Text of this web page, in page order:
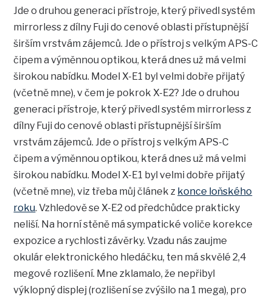
Jde o druhou generaci přístroje, který přivedl systém
mirrorless z dílny Fuji do cenové oblasti přístupnější
širším vrstvám zájemců. Jde o přístroj s velkým APS-C
čipem a výměnnou optikou, která dnes už má velmi
širokou nabídku. Model X-E1 byl velmi dobře přijatý
(včetně mne), v čem je pokrok X-E2? Jde o druhou
generaci přístroje, který přivedl systém mirrorless z
dílny Fuji do cenové oblasti přístupnější širším
vrstvám zájemců. Jde o přístroj s velkým APS-C
čipem a výměnnou optikou, která dnes už má velmi
širokou nabídku. Model X-E1 byl velmi dobře přijatý
(včetně mne), viz třeba můj článek z konce loňského
roku. Vzhledově se X-E2 od předchůdce prakticky
neliší. Na horní stěně má sympatické voliče korekce
expozice a rychlosti závěrky. Vzadu nás zaujme
okulár elektronického hledáčku, ten má skvělé 2,4
megové rozlišení. Mne zklamalo, že nepřibyl
výklopný displej (rozlišení se zvýšilo na 1 mega), pro